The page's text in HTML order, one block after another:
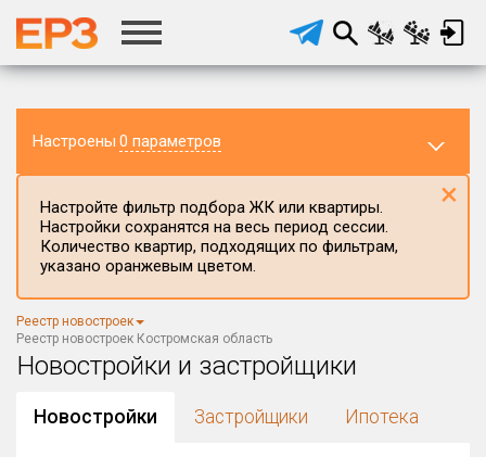
Настроены 0 параметров
Регион ЖК
Костромская область
Район в регионе
Все
Настройте фильтр подбора ЖК или квартиры.
Настройки сохранятся на весь период сессии.
Количество квартир, подходящих по фильтрам,
указано оранжевым цветом.
×
Реестр новостроек
Реестр новостроек Костромская область
Новостройки и застройщики
Новостройки Застройщики Ипотека